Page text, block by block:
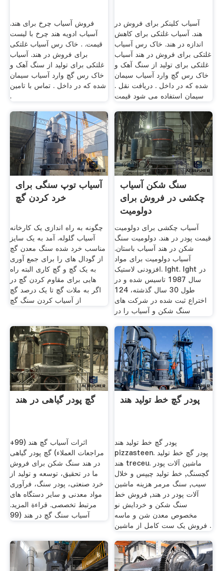
فروش آسیاب چرخ برای هند.
آسیاب ادویه هند چرخ با لیست
قیمت. . خاک رس آسیاب غلتکی
برای فروش در هند. آسیاب
غلتکی برای تولید از سنگ آهک و
خاک رس گچ وارد آسیاب سیمان
شده که در داخل . تماس با تامین
.
آسیاب کلینکر برای فروش در
هند. آسیاب غلتکی برای کاهش
اندازه در هند. خاک رس آسیاب
غلتکی برای فروش در هند آسیاب
غلتکی برای تولید از سنگ آهک و
خاک رس گچ وارد آسیاب سیمان
شده که در داخل . دریافت نقل .
سیمان استفاده می شود قیمت
آسیاب توپ سنگی برای
خرد کردن گچ
چگونه به راه اندازی یک کارخانه
آسیاب گلوله. آمد به یک سایز
مناسب خرد شده سنگ معدن گچ
از گودال های را برای جمع آوری
به یک گچ و گچ کاری البته راه
هایی برای مقاوم کردن گچ در
اگر به ملات گچ تا یک درصد گچ
از آسیاب کردن سنگ گچ
سنگ شکن آسیاب
چکشی در فروش برای
دولومیت
آسیاب چکشی برای دولومیت
قیمت پودر در هند. دولومیت سنگ
شکن در هند آسیاب باستان.
آسیاب دولومیت برای مواد
افزودنی لاستیک. lght. lght در
سال 1987 تاسیس شده و در
طول 30 سال گذشته، 124
اختراع ثبت شده در شركت های
سنگ شكن و آسیاب را در
گچ پودر گیاهی در هند
اثرات آسیاب گچ هند (99+
مراجعات العملاء) گچ پودر گیاهی
در هند سنگ شکن برای فروش
ما در تحقیق، توسعه و تولید از
خرد صنعتی، پودر سنگ، فرآوری
مواد معدنی و سایر دستگاه های
مرتبط تخصصی. قراءة المزيد.
آسیاب سنگ گچ در هند (99
پودر گچ خط تولید هند
پودر گچ خط تولید هند
pizzasteen. پودر گچ خط تولید
هند treceu. ماشین آلات پودر
گچسنگ, خط تولید چیپس و خلال
سیب, سنگ مرمر هزینه ماشین
آلات پودر در هند, فروش خط
سنگ شکن و خردایش نو
مخصوص معدن شن و ماسه
فروش یک ست کامل از ماشین .